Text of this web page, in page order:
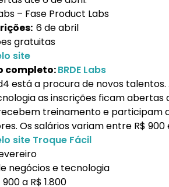
– Fase Product Labs
6 de abril
gratuitas
site
completo:BRDE Labs
está a procura de novos talentos.
as inscrições ficam abertas
treinamento e participam
Os salários variam entre R$ 900
site Troque Fácil
negócios e tecnologia
a R$ 1.800